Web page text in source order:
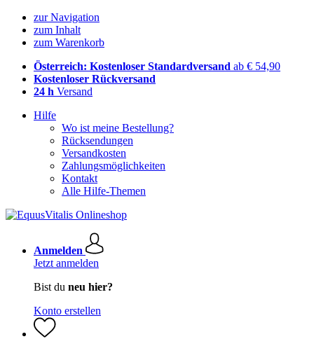
zur Navigation
zum Inhalt
zum Warenkorb
Österreich: Kostenloser Standardversand ab € 54,90
Kostenloser Rückversand
24 h Versand
Hilfe
Wo ist meine Bestellung?
Rücksendungen
Versandkosten
Zahlungsmöglichkeiten
Kontakt
Alle Hilfe-Themen
Anmelden
Jetzt anmelden
Bist du neu hier?
Konto erstellen